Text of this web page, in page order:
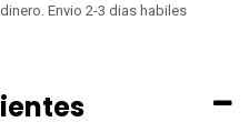
Envio 2-3 dias habiles